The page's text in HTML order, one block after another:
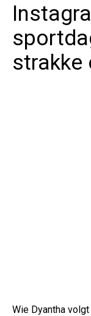
strakke
Wie Dyantha